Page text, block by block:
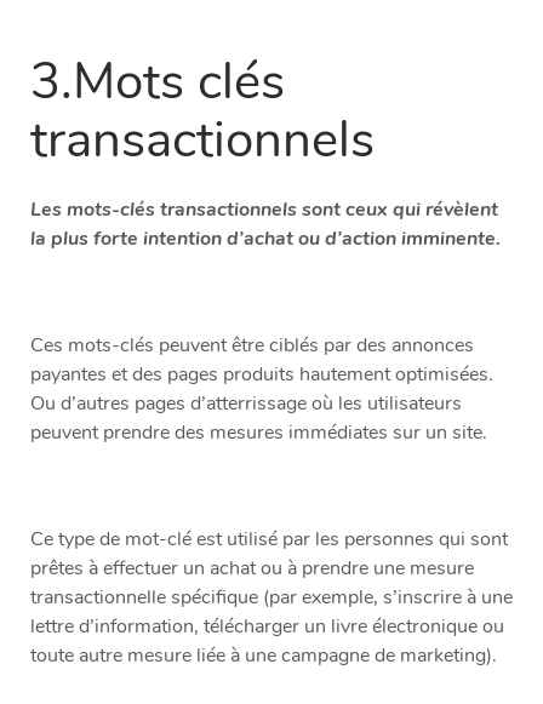
3.Mots clés
transactionnels
Les mots-clés transactionnels sont ceux qui révèlent
la plus forte intention d’achat ou d’action imminente.
Ces mots-clés peuvent être ciblés par des annonces
payantes et des pages produits hautement optimisées.
Ou d’autres pages d’atterrissage où les utilisateurs
peuvent prendre des mesures immédiates sur un site.
Ce type de mot-clé est utilisé par les personnes qui sont
prêtes à effectuer un achat ou à prendre une mesure
transactionnelle spécifique (par exemple, s’inscrire à une
lettre d’information, télécharger un livre électronique ou
toute autre mesure liée à une campagne de marketing).